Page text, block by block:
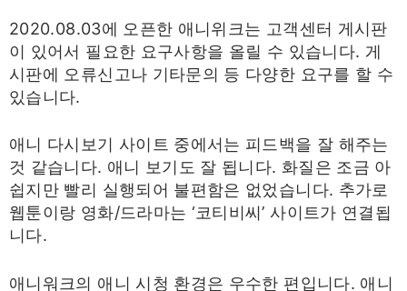
2020.08.03에 오픈한 애니위크는 고객센터 게시판
이 있어서 필요한 요구사항을 올릴 수 있습니다. 게
시판에 오류신고나 기타문의 등 다양한 요구를 할 수
있습니다.
애니 다시보기 사이트 중에서는 피드백을 잘 해주는
것 같습니다. 애니 보기도 잘 됩니다. 화질은 조금 아
쉽지만 빨리 실행되어 불편함은 없었습니다. 추가로
웹툰이랑 영화/드라마는 ‘코티비씨’ 사이트가 연결됩
니다.
애니워크의 애니 시청 환경은 우수한 편입니다. 애니